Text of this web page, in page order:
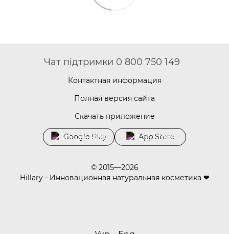
Чат підтримки 0 800 750 149
Контактная информация
Полная версия сайта
Скачать приложение
Google Play App Store
© 2015—2026
Hillary - Инновационная натуральная косметика ❤